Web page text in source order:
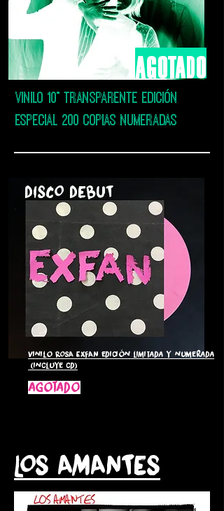
agotado
VINILO 10" TRANSPARENTE EDICIÓN
ESPECIAL 200 COPIAS NUMERADAS
DISCO DEBUT
Vinilo ROSA EXFAN edición limitada y numerada
(incluye cd)
agotado
LOS AMANTES